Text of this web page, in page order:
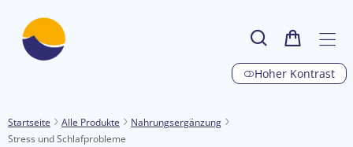
Hoher Kontrast
Startseite Alle Produkte
Nahrungsergänzung
Stress und Schlafprobleme